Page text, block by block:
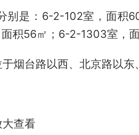
别是：6-2-102室，面积
积56㎡；6-2-1303室，面
烟台路以西、北京路以
查看